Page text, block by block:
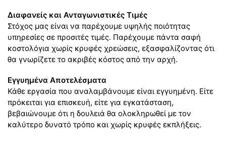
Διαφανείς και Ανταγωνιστικές Τιμές
Στόχος μας είναι να παρέχουμε υψηλής ποιότητας
υπηρεσίες σε προσιτές τιμές. Παρέχουμε πάντα σαφή
κοστολόγια χωρίς κρυφές χρεώσεις, εξασφαλίζοντας ότι
θα γνωρίζετε το ακριβές κόστος από την αρχή.
Εγγυημένα Αποτελέσματα
Κάθε εργασία που αναλαμβάνουμε είναι εγγυημένη. Είτε
πρόκειται για επισκευή, είτε για εγκατάσταση,
βεβαιώνουμε ότι η δουλειά θα ολοκληρωθεί με τον
καλύτερο δυνατό τρόπο και χωρίς κρυφές εκπλήξεις.